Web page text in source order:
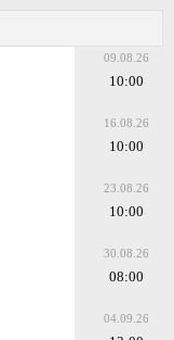
09.08.26
10:00
16.08.26
10:00
23.08.26
10:00
30.08.26
08:00
04.09.26